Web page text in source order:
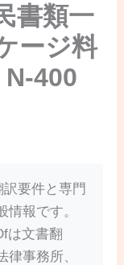
書類一
ージ料
400
要件と専門
報です。
は文書翻
事務所、